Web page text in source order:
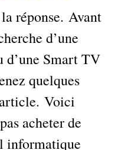
réponse. Avant
d’une
d’une Smart TV
quelques
Voici
acheter de
informatique